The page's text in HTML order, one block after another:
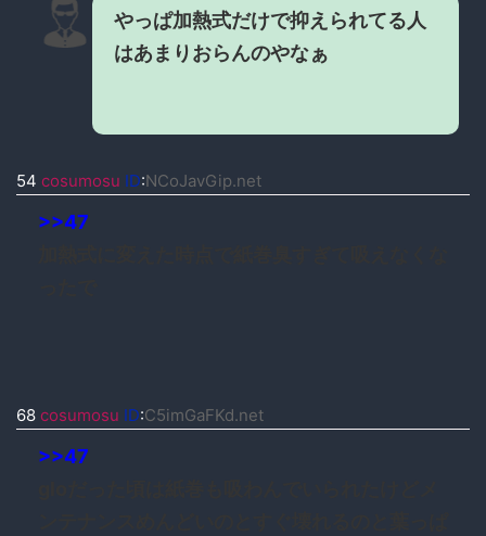
やっぱ加熱式だけで抑えられてる人
はあまりおらんのやなぁ
54 cosumosu ID:NCoJavGip.net
>>47
68 cosumosu ID:C5imGaFKd.net
>>47